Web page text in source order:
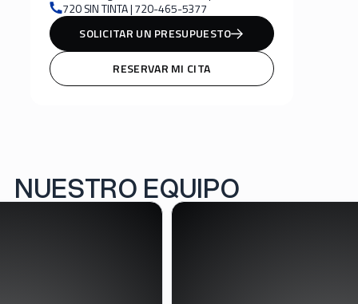
720 SIN TINTA | 720-465-5377
RESERVAR MI CITA
SOLICITAR UN PRESUPUESTO
NUESTRO EQUIPO